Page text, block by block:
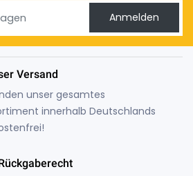
Anmelden
Versand
unser gesamtes
innerhalb Deutschlands